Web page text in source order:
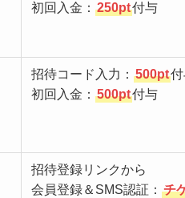
初回入金： 250pt付与
招待コード入力： 500pt
初回入金： 500pt付与
招待登録リンクから
会員登録＆SMS認証： チ